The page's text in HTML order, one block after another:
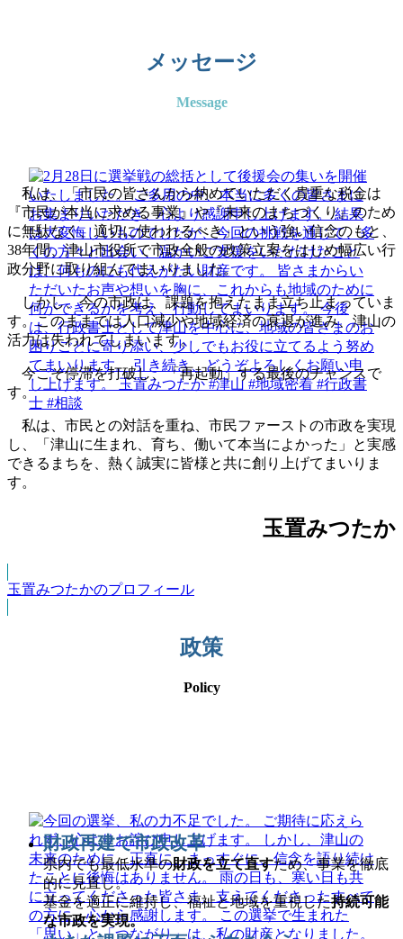
メッセージ
Message
私は、「市民の皆さんから納めていただく貴重な税金は
『市民が本当に求める事業』や『未来のまちづくり』のため
に無駄なく、適切に使われるべき」という強い信念のもと、
38年間、津山市役所で市政全般の政策立案をはじめ幅広い行
政分野に取り組んでまいりました。
しかし、今の市政は、課題を抱えたまま立ち止まっていま
す。このままでは人口減少や地域経済の衰退が進み、津山の
活力は失われてしまいます。
今こそ停滞を打破し、「再起動」する最後のチャンスで
す。
私は、市民との対話を重ね、市民ファーストの市政を実現
し、「津山に生まれ、育ち、働いて本当によかった」と実感
できるまちを、熱く誠実に皆様と共に創り上げてまいりま
す。
玉置みつたか
玉置みつたかのプロフィール
政策
Policy
財政再建で市政改革
県内でも最低水準の財政を立て直すため、事業を徹底
的に見直し。
基金を適正に維持し、福祉と地域を重視した持続可能
な市政を実現。